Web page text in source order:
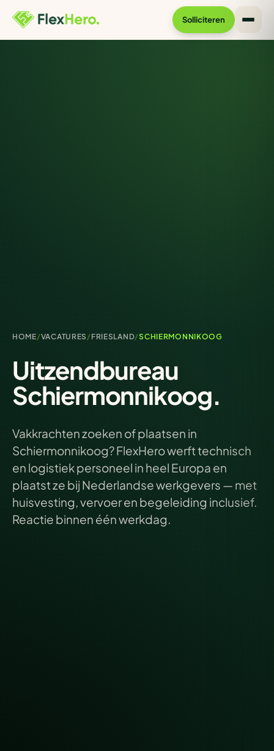
Solliciteren
HOME/VACATURES / FRIESLAND/SCHIERMONNIKOOG
Uitzendbureau
Schiermonnikoog.
Vakkrachten zoeken of plaatsen in
Schiermonnikoog? FlexHero werft technisch
en logistiek personeel in heel Europa en
plaatst ze bij Nederlandse werkgevers — met
huisvesting, vervoer en begeleiding inclusief.
Reactie binnen één werkdag.